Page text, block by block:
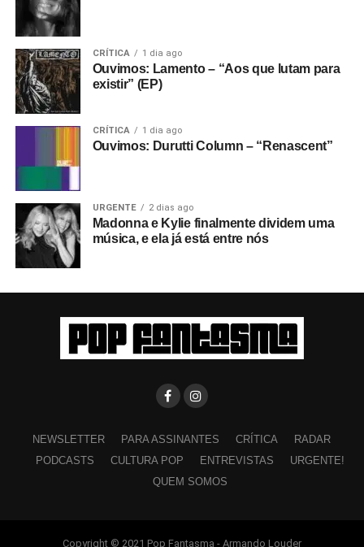
CRÍTICA 1 dia ago
Ouvimos: Lamento – “Aos que lutam para
existir” (EP)
CRÍTICA 1 dia ago
Ouvimos: Durutti Column – “Renascent”
URGENTE 2 dias ago
Madonna e Kylie finalmente dividem uma
música, e ela já está entre nós
NEWSLETTER PARA ASSINANTES CRÍTICA
RADAR
PODCASTS
CULTURA POP ENTREVISTAS
URGENTE!
QUEM SOMOS
Copyright © 2021 Pop Fantasma - Armando Louder